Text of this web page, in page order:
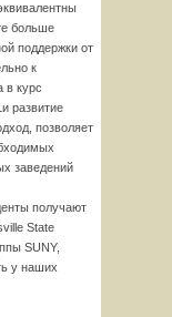
больше
поддержки от
к
в курс
развитие
позволяет
заведений
получают
State
SUNY,
у наших